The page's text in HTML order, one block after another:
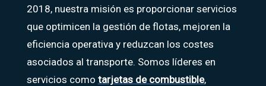
2018, nuestra misión es proporcionar servicios
que optimicen la gestión de flotas, mejoren la
eficiencia operativa y reduzcan los costes
asociados al transporte. Somos líderes en
servicios como tarjetas de combustible,